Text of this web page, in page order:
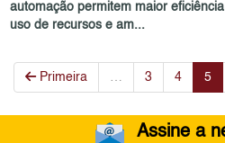
automação permitem maior
uso de recursos e am...
Primeira … 3 4 5
Assine a